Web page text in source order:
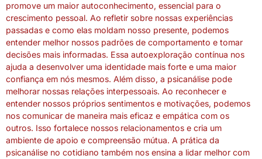
promove um maior autoconhecimento, essencial para o
crescimento pessoal. Ao refletir sobre nossas experiências
passadas e como elas moldam nosso presente, podemos
entender melhor nossos padrões de comportamento e tomar
decisões mais informadas. Essa autoexploração contínua nos
ajuda a desenvolver uma identidade mais forte e uma maior
confiança em nós mesmos. Além disso, a psicanálise pode
melhorar nossas relações interpessoais. Ao reconhecer e
entender nossos próprios sentimentos e motivações, podemos
nos comunicar de maneira mais eficaz e empática com os
outros. Isso fortalece nossos relacionamentos e cria um
ambiente de apoio e compreensão mútua. A prática da
psicanálise no cotidiano também nos ensina a lidar melhor com